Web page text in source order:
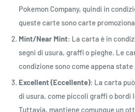
Pokemon Company, quindi in
queste carte sono carte
Mint/Near Mint: La carta è in
segni di usura, graffi o pieghe. Le
condizione sono come appena
Excellent (Eccellente): La carta
di usura, come piccoli graffi o bordi
Tuttavia, mantiene comunque un